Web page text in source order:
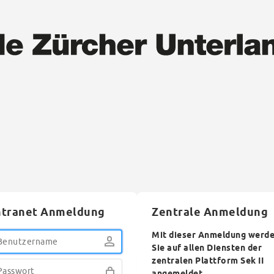
Anmeldung Zentrale Anmeldung
Mit dieser Anmeldung
Sie auf allen Diensten der
zentralen Plattform Sek II